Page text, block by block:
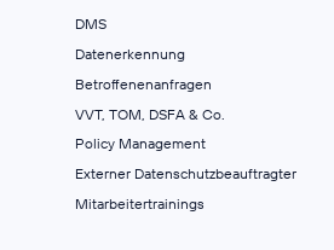
DMS
Datenerkennung
Betroffenenanfragen
VVT, TOM, DSFA & Co.
Policy Management
Externer Datenschutzbeauftragter
Mitarbeitertrainings